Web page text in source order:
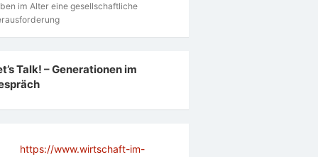
im Alter eine gesellschaftliche
Talk! – Generationen im
https://www.wirtschaft-im-